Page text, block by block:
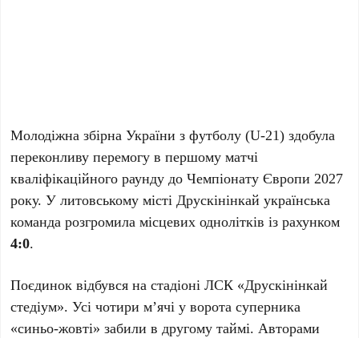
Молодіжна збірна України з футболу (U-21) здобула
переконливу перемогу в першому матчі
кваліфікаційного раунду до Чемпіонату Європи 2027
року. У литовському місті Друскінінкай українська
команда розгромила місцевих однолітків із рахунком
4:0.
Поєдинок відбувся на стадіоні ЛСК «Друскінінкай
стедіум». Усі чотири м’ячі у ворота суперника
«синьо-жовті» забили в другому таймі. Авторами